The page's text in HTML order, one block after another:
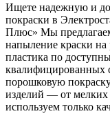
Ищете надежную и
покраски в
Плюс» Мы
напыление краски на
пластика по
квалифицированных
порошковую
изделий — от
используем только